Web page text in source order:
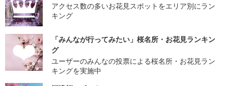
アクセス数の多いお花見スポットをエリア別にラン
キング
「みんなが行ってみたい」桜名所・お花見ランキン
グ
ユーザーのみんなの投票による桜名所・お花見ラン
キングを実施中